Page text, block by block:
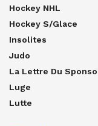
Hockey NHL
Hockey S/glace
Insolites
Judo
La Lettre Du
Luge
Lutte